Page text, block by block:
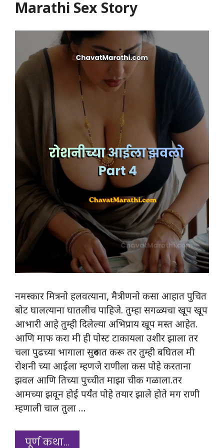
Marathi Sex Story
नमस्कार मित्रनो हलवत्याना, मैत्रीणनो कसा आहात पुचित
बोट घालत्याना घातलीच पाहिजे. तुम्हा सगळ्यचा खूप खूप
आभारी आहे तुम्ही दिलेल्या अभिप्राय खूप मस्त आहेत.
आणि माफ करा मी ही पोस्ट टाकायला उशीर झाला तर
चला पुढच्या भागाला सुरुवात करू तर तुम्ही बघितल मी
रोशनी च्या आईला म्हणजे राणीला कस पोहे करताना
झवल आणि तिच्या पुच्चीत माझा चीक गळाला.तर
आमच्या झवून होई पर्यंत पोहे तयार झाले होते मग राणी
म्हणाली चाल तुला …
पूर्ण कथा…